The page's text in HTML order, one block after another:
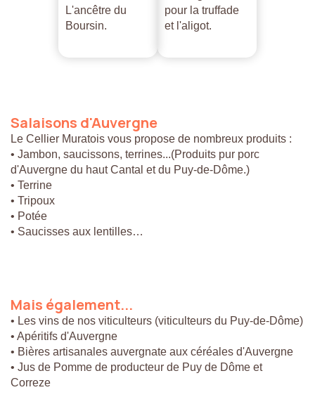
L'ancêtre du
Boursin.
pour la truffade
et l'aligot.
Salaisons d'Auvergne
Le Cellier Muratois vous propose de nombreux produits :
• Jambon, saucissons, terrines...(Produits pur porc
d'Auvergne du haut Cantal et du Puy-de-Dôme.)
• Terrine
• Tripoux
• Potée
• Saucisses aux lentilles…
Mais également...
• Les vins de nos viticulteurs (viticulteurs du Puy-de-Dôme)
• Apéritifs d'Auvergne
• Bières artisanales auvergnate aux céréales d'Auvergne
• Jus de Pomme de producteur de Puy de Dôme et
Correze